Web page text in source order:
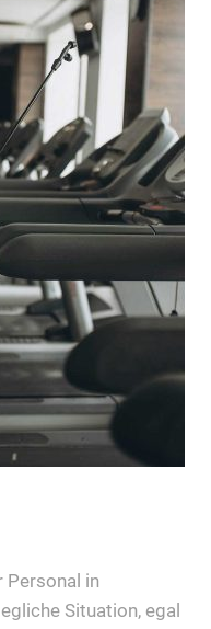
Personal in
Situation, egal